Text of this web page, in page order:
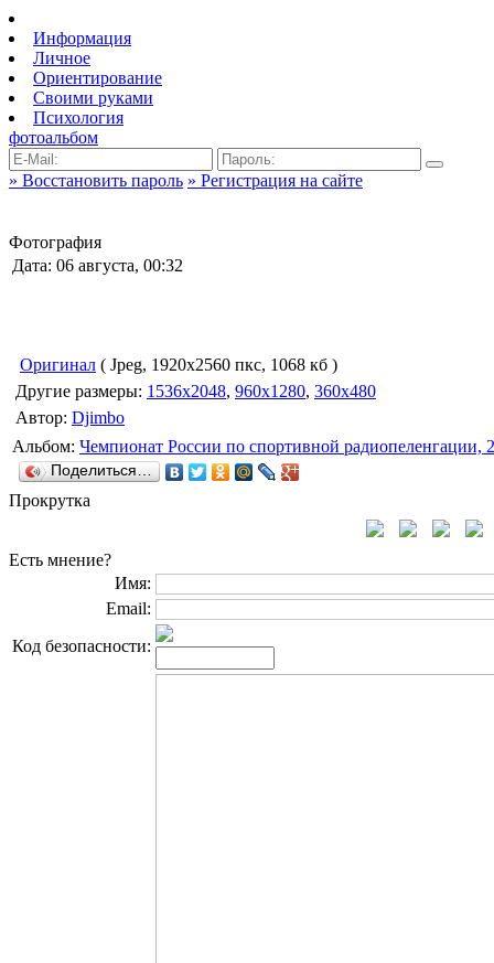
Информация
Личное
Ориентирование
Своими руками
Психология
фотоальбом
» Восстановить пароль » Регистрация на сайте
Фотография
Дата: 06 августа, 00:32
Оригинал ( Jpeg, 1920x2560 пкс, 1068 кб )
Другие размеры: 1536x2048, 960x1280, 360x480
Автор: Djimbo
Альбом: Чемпионат России по спортивной радиопеленгации,
Поделиться…
Прокрутка
Есть мнение?
Имя:
Email:
Код безопасности: